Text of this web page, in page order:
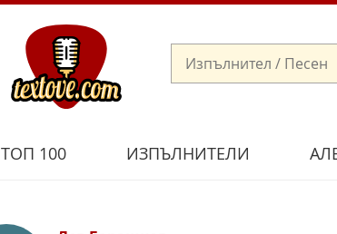
ТОП 100 ИЗПЪЛНИТЕЛИ